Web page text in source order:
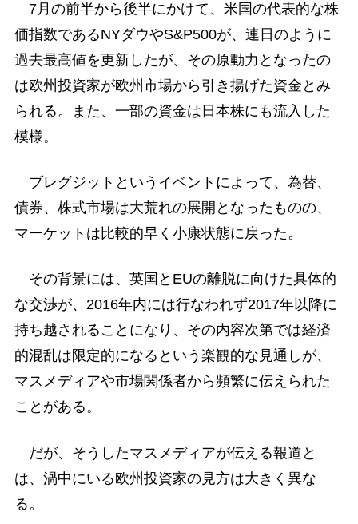
7月の前半から後半にかけて、米国の代表的な株
価指数であるNYダウやS&P500が、連日のように
過去最高値を更新したが、その原動力となったの
は欧州投資家が欧州市場から引き揚げた資金とみ
られる。また、一部の資金は日本株にも流入した
模様。
ブレグジットというイベントによって、為替、
債券、株式市場は大荒れの展開となったものの、
マーケットは比較的早く小康状態に戻った。
その背景には、英国とEUの離脱に向けた具体的
な交渉が、2016年内には行なわれず2017年以降に
持ち越されることになり、その内容次第では経済
的混乱は限定的になるという楽観的な見通しが、
マスメディアや市場関係者から頻繁に伝えられた
ことがある。
だが、そうしたマスメディアが伝える報道と
は、渦中にいる欧州投資家の見方は大きく異な
る。